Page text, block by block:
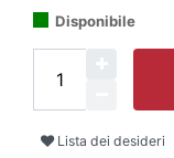
Disponibile
Lista dei desideri